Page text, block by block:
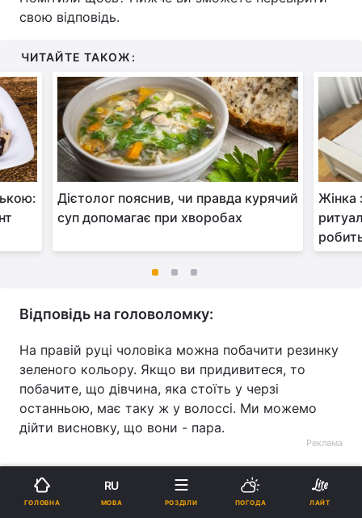
свою відповідь.
ЧИТАЙТЕ ТАКОЖ:
Дієтолог пояснив, чи правда курячий
суп допомагає при хворобах
Жінка
Відповідь на головоломку:
На правій руці чоловіка можна побачити резинку
зеленого кольору. Якщо ви придивитеся, то
побачите, що дівчина, яка стоїть у черзі
останньою, має таку ж у волоссі. Ми можемо
дійти висновку, що вони - пара.
Реклама
ГОЛОВНА
RU
МОВА РОЗДІЛИ ПОГОДА ЛАЙТ